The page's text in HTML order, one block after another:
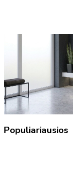
Populiariausios